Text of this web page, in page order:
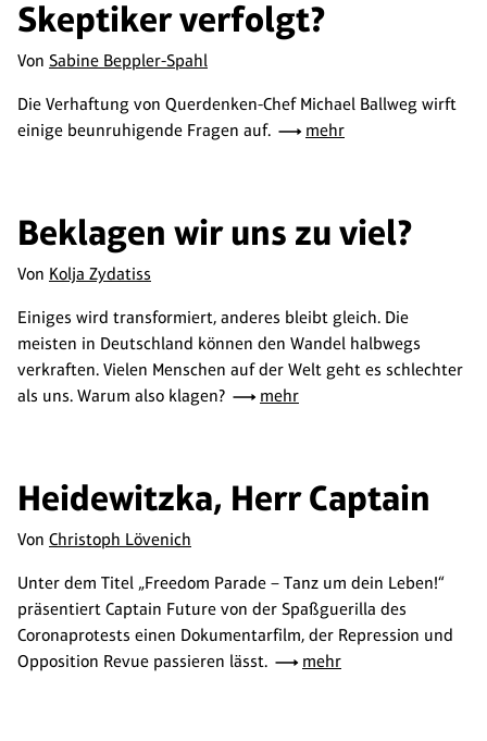
Skeptiker verfolgt?
Von Sabine Beppler-Spahl
Die Verhaftung von Querdenken-Chef Michael Ballweg wirft
einige beunruhigende Fragen auf.
mehr
Beklagen wir uns zu viel?
Von Kolja Zydatiss
Einiges wird transformiert, anderes bleibt gleich. Die
meisten in Deutschland können den Wandel halbwegs
verkraften. Vielen Menschen auf der Welt geht es schlechter
als uns. Warum also klagen?
mehr
Heidewitzka, Herr Captain
Von Christoph Lövenich
Unter dem Titel „Freedom Parade – Tanz um dein Leben!“
präsentiert Captain Future von der Spaßguerilla des
Coronaprotests einen Dokumentarfilm, der Repression und
Opposition Revue passieren lässt.
mehr